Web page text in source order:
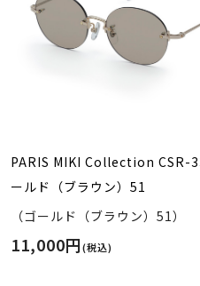
PARIS MIKI Collection CSR-
ールド（ブラウン）51
（ゴールド（ブラウン）51）
11,000円(税込)